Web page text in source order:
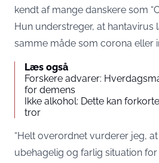
kendt af mange danskere som
Hun understreger, at hantavirus
samme måde som corona eller
Læs også
Forskere advarer:
for demens
Ikke alkohol: Dette kan
tror
“Helt overordnet vurderer jeg,
ubehagelig og farlig situation